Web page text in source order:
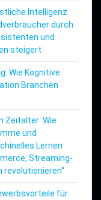
Intelligenz
durch
und
steigert
Wie Kognitive
Branchen
Zeitalter: Wie
und
Lernen
Streaming-
revolutionieren“
für